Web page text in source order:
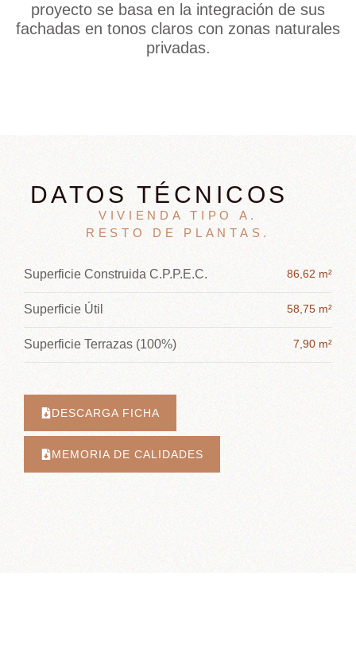
proyecto se basa en la integración de sus
fachadas en tonos claros con zonas naturales
privadas.
DATOS TÉCNICOS
VIVIENDA TIPO A.
RESTO DE PLANTAS .
Superficie Construida C.P.P.E.C. 86,62 m²
Superficie Útil 58,75 m²
Superficie Terrazas (100%) 7,90 m²
DESCARGA FICHA
MEMORIA DE CALIDADES